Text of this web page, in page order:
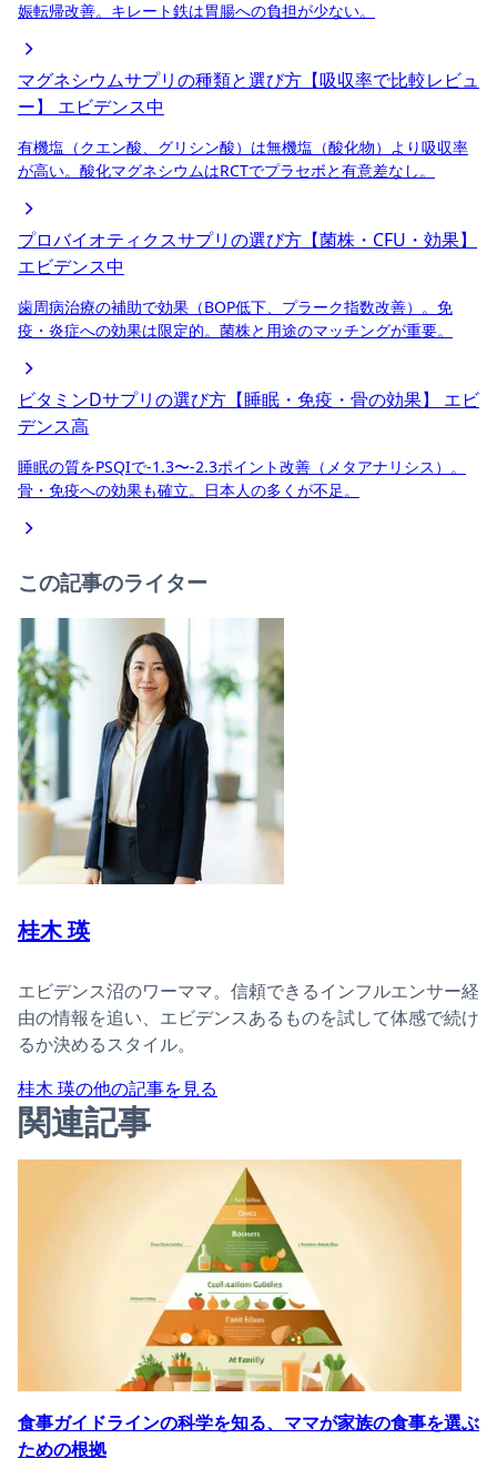
娠転帰改善。キレート鉄は胃腸への負担が少ない。
マグネシウムサプリの種類と選び方【吸収率で比較レビュ
ー】
エビデンス中
有機塩（クエン酸、グリシン酸）は無機塩（酸化物）より吸収率
が高い。酸化マグネシウムはRCTでプラセボと有意差なし。
プロバイオティクスサプリの選び方【菌株・CFU・効果】
エビデンス中
歯周病治療の補助で効果（BOP低下、プラーク指数改善）。免
疫・炎症への効果は限定的。菌株と用途のマッチングが重要。
ビタミンDサプリの選び方【睡眠・免疫・骨の効果】
エビ
デンス高
睡眠の質をPSQIで-1.3〜-2.3ポイント改善（メタアナリシス）。
骨・免疫への効果も確立。日本人の多くが不足。
この記事のライター
桂木 瑛
エビデンス沼のワーママ。信頼できるインフルエンサー経
由の情報を追い、エビデンスあるものを試して体感で続け
るか決めるスタイル。
桂木 瑛の他の記事を見る
関連記事
食事ガイドラインの科学を知る、ママが家族の食事を選ぶ
ための根拠